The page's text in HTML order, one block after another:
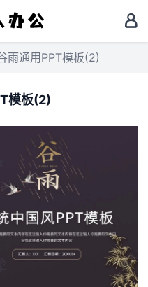
雨通用PPT模板(2)
模板(2)